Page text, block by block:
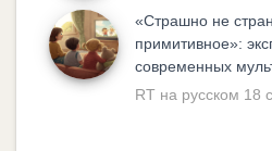
«Cтрашно не
примитивное»:
современных
RT на русском 18